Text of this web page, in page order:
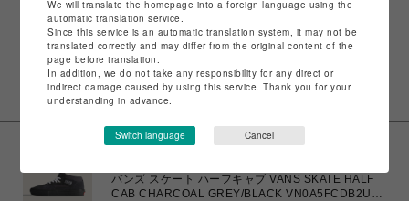
ムラサキスポーツ
バンズ VANS SKATE Old Skool BLACK/GUM
VN0A5FCBB9M スケート スケートオールドスクール
23.5㎝～28.0㎝ スニーカー メンズ レディース シュー
ズ 0194905588708 【送料無料 北海道/沖縄/離島を除
く】
￥11,000
バンズ スケート ハーフキャブ VANS SKATE HALF
CAB CHARCOAL GREY/BLACK VN0A5FCDB2U
We will translate the homepage into a foreign language using the
automatic translation service.
Since this service is an automatic translation system, it may not be
translated correctly and may differ from the original content of the
page before translation.
In addition, we do not take any responsibility for any direct or
indirect damage caused by using this service. Thank you for your
understanding in advance.
Switch language Cancel